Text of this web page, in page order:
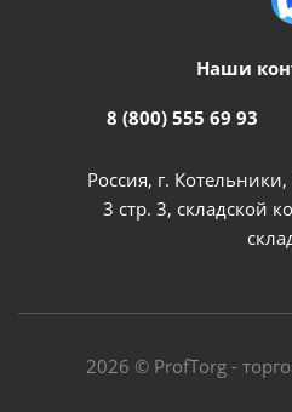
Наши
8 (800) 555 69 93
Россия, г.
3 стр. 3, складской
2026 © ProfTorg -